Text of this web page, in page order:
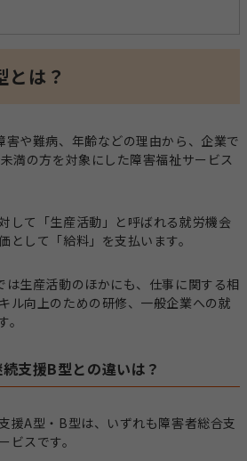
とは？
や難病、年齢などの理由から、企業で
満の方を対象にした障害福祉サービス
して「生産活動」と呼ばれる就労機会
として「給料」を支払います。
は生産活動のほかにも、仕事に関する相
ル向上のための研修、一般企業への就
支援B型との違いは？
援A型・B型は、いずれも障害者総合支
ビスです。